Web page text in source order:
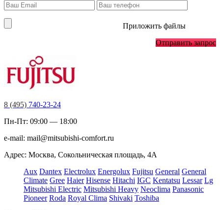
Приложить файлы
Отправить запрос
8 (495) 740-23-24
Пн-Пт: 09:00 — 18:00
e-mail: mail@mitsubishi-comfort.ru
Адрес: Москва, Сокольническая площадь, 4А
Aux Dantex Electrolux Energolux Fujitsu General General
Climate Gree Haier Hisense Hitachi IGC Kentatsu Lessar Lg
Mitsubishi Electric Mitsubishi Heavy Neoclima Panasonic
Pioneer Roda Royal Clima Shivaki Toshiba